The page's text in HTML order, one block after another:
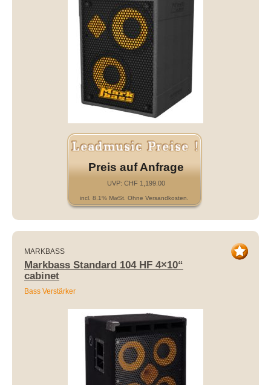
Preis auf Anfrage
UVP: CHF 1,199.00
incl. 8.1% MwSt. Ohne Versandkosten.
MARKBASS
Markbass Standard 104 HF 4×10“
cabinet
Bass Verstärker